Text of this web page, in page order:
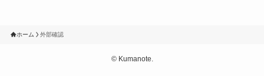
ホーム 外部確認
©Kumanote.